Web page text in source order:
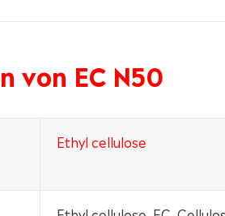
von EC N50
Ethyl cellulose